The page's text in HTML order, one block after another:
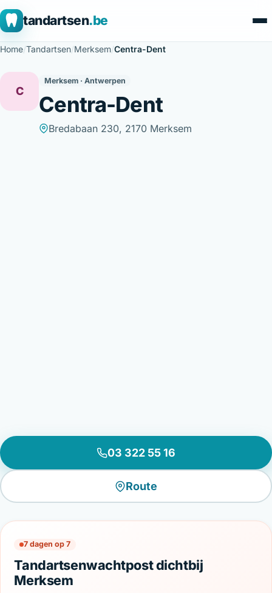
tandartsen.be
Home/Tandartsen/Merksem/Centra-Dent
C
Merksem · Antwerpen
Centra-Dent
Bredabaan 230, 2170 Merksem
03 322 55 16
Route
7 dagen op 7
Tandartsenwachtpost dichtbij
Merksem